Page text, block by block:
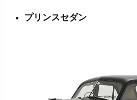
プリンスセダン